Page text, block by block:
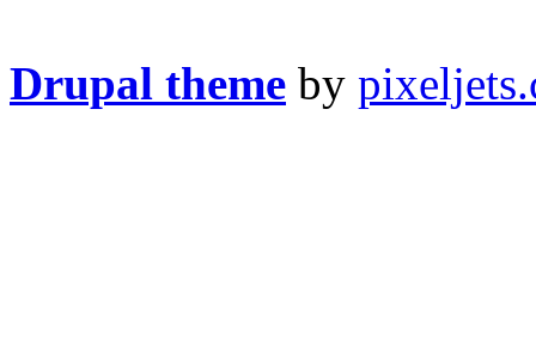
Drupal theme by